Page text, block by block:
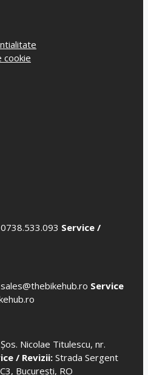
cookie
0738.533.093 Service /
sales@thebikehub.ro Service
Șos. Nicolae Titulescu, nr.
/ Revizii:Strada Sergent
București, RO